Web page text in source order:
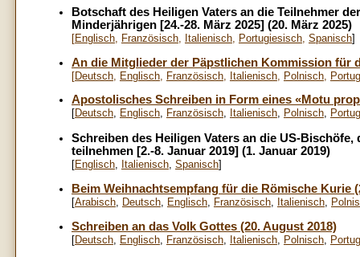
Botschaft des Heiligen Vaters an die Teilnehmer
Minderjährigen [24.-28. März 2025] (20. März 2025)
[Englisch Französisch Italienisch Portugiesisch Spanisch]
An die Mitglieder der Päpstlichen Kommission für
[Deutsch Englisch Französisch Italienisch Polnisch
Apostolisches Schreiben in Form eines «Motu
[Deutsch, Englisch, Französisch, Italienisch, Polnisch,
Schreiben des Heiligen Vaters an die US-
teilnehmen [2.-8. Januar 2019] (1. Januar 2019)
[Englisch, Italienisch, Spanisch]
Beim Weihnachtsempfang für die Römische Kurie
[Arabisch Deutsch Englisch Französisch Italienisch
Schreiben an das Volk Gottes (20. August 2018)
[Deutsch Englisch Französisch Italienisch Polnisch